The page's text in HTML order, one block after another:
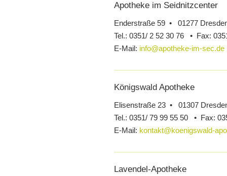
Apotheke im Seidnitzcenter
Enderstraße 59 • 01277
Tel.: 0351/ 2 52 30 76 • Fax:
E-Mail: info@apotheke-im-sec.de
Königswald Apotheke
Elisenstraße 23 • 01307
Tel.: 0351/ 79 99 55 50 • Fax:
E-Mail: kontakt@koenigswald-
Lavendel-Apotheke